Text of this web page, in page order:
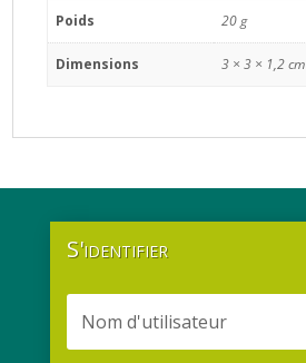
Poids 20 g
Dimensions 3 × 3 × 1,2 cm
S'identifier